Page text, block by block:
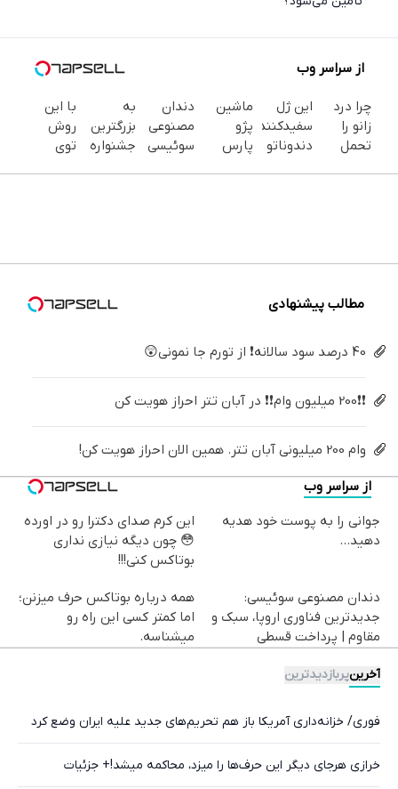
از سراسر وب
چرا درد
زانو را
تحمل
کن
این ژل
سفیدکننده
دندوناتو
ماشین
پژو
پارس
بفروشش
دندان
مصنوعی
سوئیسی
اقساطی
به
بزرگترین
جشنواره
با این
روش
توی
مطالب پیشنهادی
40 درصد سود سالانه❗ از تورم جا نمونی😲
❗❗200 میلیون وام❗❗ در آبان تتر احراز هویت کن
وام 200 میلیونی آبان تتر. همین الان احراز هویت کن!
از سراسر وب
جوانی را به پوست خود هدیه
دهید...
این کرم صدای دکترا رو در اورده
😳 چون دیگه نیازی نداری
بوتاکس کنی!!!
دندان مصنوعی سوئیسی:
جدیدترین فناوری اروپا، سبک و
مقاوم | پرداخت قسطی
همه درباره بوتاکس حرف میزنن؛
اما کمتر کسی این راه رو
میشناسه.
آخرینپربازدیدترین
فوری/ خزانه‌داری آمریکا باز هم تحریم‌های جدید علیه ایران وضع کرد
خرازی هرجای دیگر این حرف‌ها را میزد، محاکمه میشد!+ جزئیات